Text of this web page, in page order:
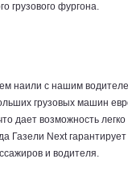
грузового фургона.
наили с нашим
грузовых машин
дает возможность легко
Газели Next гарантирует
и водителя.